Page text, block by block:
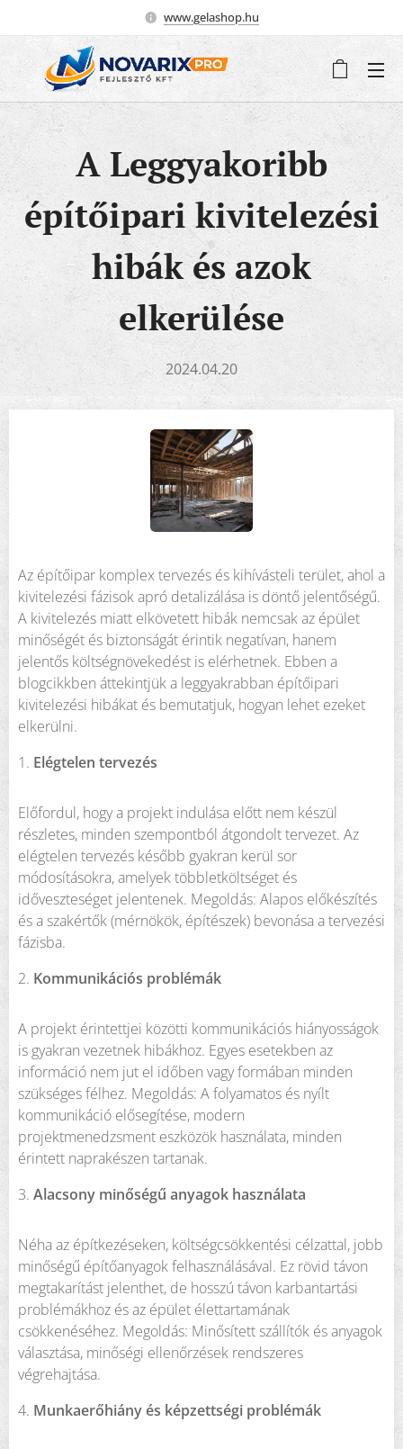
www.gelashop.hu
A Leggyakoribb
építőipari kivitelezési
hibák és azok
elkerülése
2024.04.20
Az építőipar komplex tervezés és kihívásteli terület, ahol a
kivitelezési fázisok apró detalizálása is döntő jelentőségű.
A kivitelezés miatt elkövetett hibák nemcsak az épület
minőségét és biztonságát érintik negatívan, hanem
jelentős költségnövekedést is elérhetnek. Ebben a
blogcikkben áttekintjük a leggyakrabban építőipari
kivitelezési hibákat és bemutatjuk, hogyan lehet ezeket
elkerülni.
1. Elégtelen tervezés
Előfordul, hogy a projekt indulása előtt nem készül
részletes, minden szempontból átgondolt tervezet. Az
elégtelen tervezés később gyakran kerül sor
módosításokra, amelyek többletköltséget és
időveszteséget jelentenek. Megoldás: Alapos előkészítés
és a szakértők (mérnökök, építészek) bevonása a tervezési
fázisba.
2. Kommunikációs problémák
A projekt érintettjei közötti kommunikációs hiányosságok
is gyakran vezetnek hibákhoz. Egyes esetekben az
információ nem jut el időben vagy formában minden
szükséges félhez. Megoldás: A folyamatos és nyílt
kommunikáció elősegítése, modern
projektmenedzsment eszközök használata, minden
érintett naprakészen tartanak.
3. Alacsony minőségű anyagok használata
Néha az építkezéseken, költségcsökkentési célzattal, jobb
minőségű építőanyagok felhasználásával. Ez rövid távon
megtakarítást jelenthet, de hosszú távon karbantartási
problémákhoz és az épület élettartamának
csökkenéséhez. Megoldás: Minősített szállítók és anyagok
választása, minőségi ellenőrzések rendszeres
végrehajtása.
4. Munkaerőhiány és képzettségi problémák